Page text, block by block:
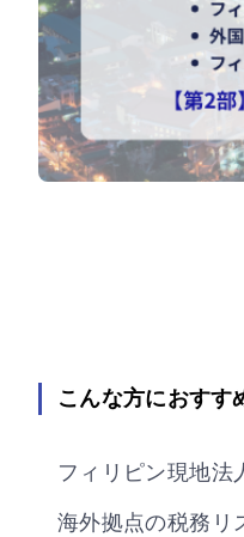
こんな方におすす
フィリピン現地法
海外拠点の税務リ